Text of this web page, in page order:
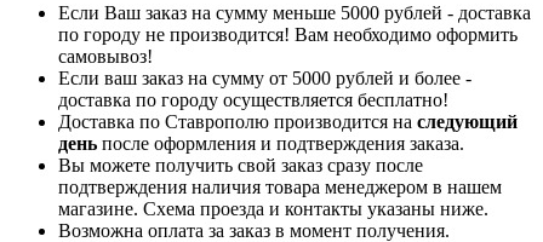
Если Ваш заказ на сумму меньше 5000 рублей - доставка
по городу не производится! Вам необходимо оформить
самовывоз!
Если ваш заказ на сумму от 5000 рублей и более -
доставка по городу осуществляется бесплатно!
Доставка по Ставрополю производится на следующий
день после оформления и подтверждения заказа.
Вы можете получить свой заказ сразу после
подтверждения наличия товара менеджером в нашем
магазине. Схема проезда и контакты указаны ниже.
Возможна оплата за заказ в момент получения.